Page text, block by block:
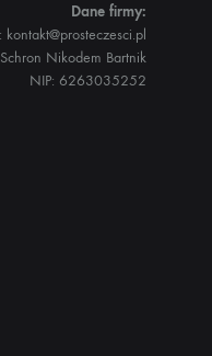
Dane firmy:
kontakt@prosteczesci.pl
Nikodem Bartnik
NIP: 6263035252